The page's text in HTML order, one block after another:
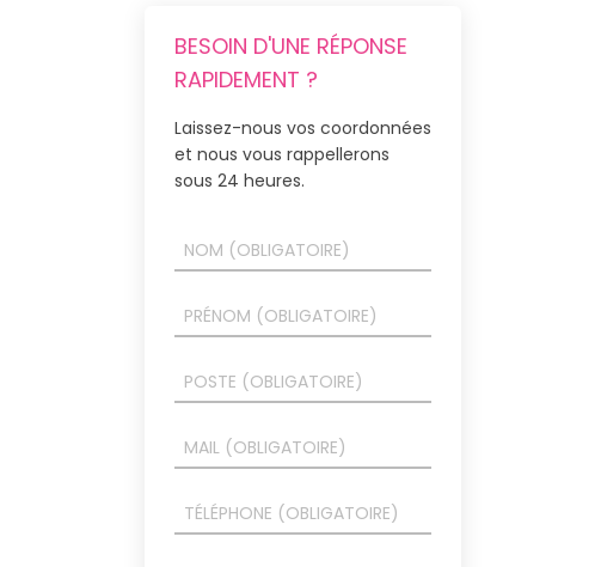
BESOIN D'UNE RÉPONSE
RAPIDEMENT ?
Laissez-nous vos coordonnées
et nous vous rappellerons
sous 24 heures.